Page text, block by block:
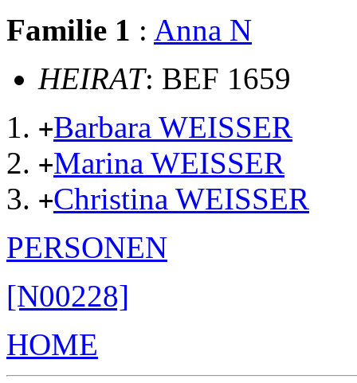
Familie 1 : Anna N
HEIRAT: BEF 1659
+Barbara WEISSER
+Marina WEISSER
+Christina WEISSER
PERSONEN
[N00228]
HOME